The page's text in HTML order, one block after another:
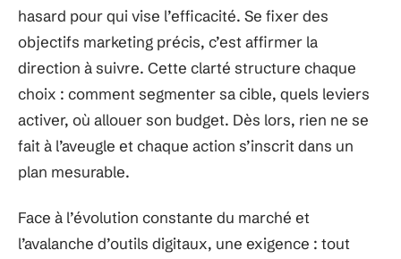
hasard pour qui vise l’efficacité. Se fixer des
objectifs marketing précis, c’est affirmer la
direction à suivre. Cette clarté structure chaque
choix : comment segmenter sa cible, quels leviers
activer, où allouer son budget. Dès lors, rien ne se
fait à l’aveugle et chaque action s’inscrit dans un
plan mesurable.
Face à l’évolution constante du marché et
l’avalanche d’outils digitaux, une exigence : tout